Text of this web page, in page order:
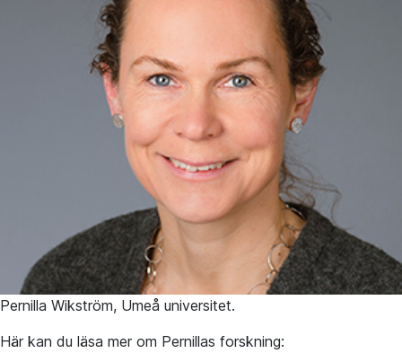
Pernilla Wikström, Umeå universitet.
Här kan du läsa mer om Pernillas forskning: